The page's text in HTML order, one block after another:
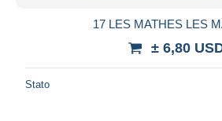
iDeal
17 LES MATHES LES
± 6,80
Stato